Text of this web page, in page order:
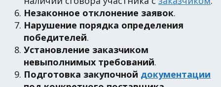
Незаконное отклонение заявок.
Нарушение порядка определения
победителей.
Установление заказчиком
невыполнимых требований.
Подготовка закупочной документации